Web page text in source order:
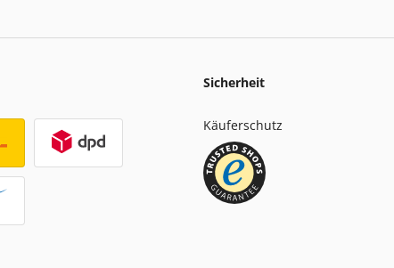
Sicherheit
Käuferschutz